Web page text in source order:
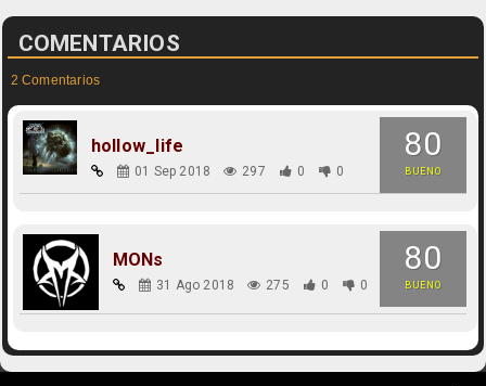
COMENTARIOS
2 Comentarios
80
BUENO
hollow_life
01 Sep 2018 297 0 0
80
BUENO
MONs
31 Ago 2018 275 0 0